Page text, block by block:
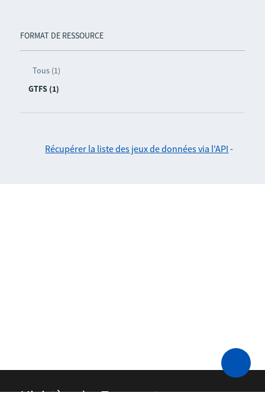
FORMAT DE RESSOURCE
Tous (1)
GTFS (1)
Récupérer la liste des jeux de données via l'API -